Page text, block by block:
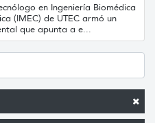
en Ingeniería Biomédica
(IMEC) de UTEC armó un
que apunta a e...